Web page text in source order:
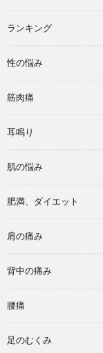
ランキング
性の悩み
筋肉痛
耳鳴り
肌の悩み
肥満、ダイエット
肩の痛み
背中の痛み
腰痛
足のむくみ